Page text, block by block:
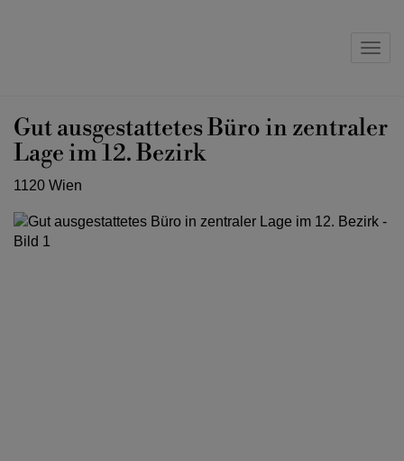
Gut ausgestattetes Büro in zentraler
Lage im 12. Bezirk
1120 Wien